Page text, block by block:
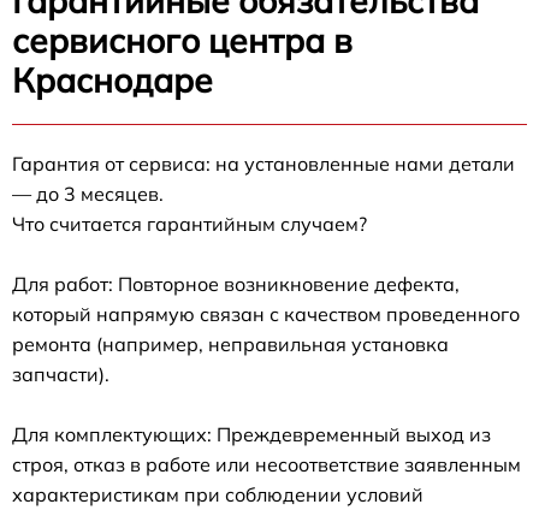
сервисного центра в
Краснодаре
Гарантия от сервиса: на установленные нами детали
— до 3 месяцев.
Что считается гарантийным случаем?
Для работ: Повторное возникновение дефекта,
который напрямую связан с качеством проведенного
ремонта (например, неправильная установка
запчасти).
Для комплектующих: Преждевременный выход из
строя, отказ в работе или несоответствие заявленным
характеристикам при соблюдении условий